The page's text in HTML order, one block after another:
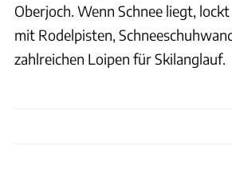
Oberjoch. Wenn Schnee liegt,
mit Rodelpisten,
zahlreichen Loipen für Skilanglauf.